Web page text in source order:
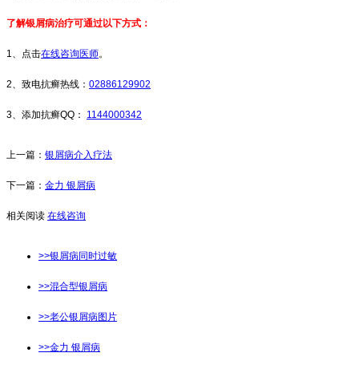
了解银屑病治疗可通过以下方式：
1、点击在线咨询医师。
2、致电抗癣热线： 02886129902
3、添加抗癣QQ： 1144000342
上一篇： 银屑病介入疗法
下一篇： 金力 银屑病
相关阅读 在线咨询
>>银屑病同时过敏
>>混合型银屑病
>>老公银屑病图片
>>金力 银屑病